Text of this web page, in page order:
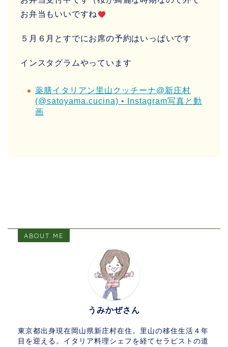
お弁当もいいですね
５月６月とすでにお席の予約はいっぱいです
インスタグラムやっています
薬膳イタリアン里山クッチーナ@新庄村
(@satoyama.cucina) • Instagram写真と動
画
ABOUT ME
うみかぜさん
東京都出身現在岡山県新庄村在住。里山の移住生活４年
目を迎える。イタリア料理シェフを経てセラピストの道